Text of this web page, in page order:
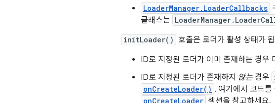
LoaderManager.LoaderCallbacks
클래스는
initLoader()
호출은 로더가 활성 상태가
ID로 지정된 로더가 이미 존재하는 경우
ID로 지정된 로더가 존재하지 않는경우
onCreateLoader() . 여기에서 코드
onCreateLoader 섹션을 참고하세요.